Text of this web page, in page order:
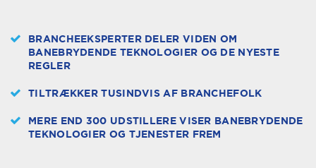
BRANCHEEKSPERTER DELER VIDEN OM
BANEBRYDENDE TEKNOLOGIER OG DE NYESTE
REGLER
TILTRÆKKER TUSINDVIS AF BRANCHEFOLK
MERE END 300 UDSTILLERE VISER BANEBRYDENDE
TEKNOLOGIER OG TJENESTER FREM